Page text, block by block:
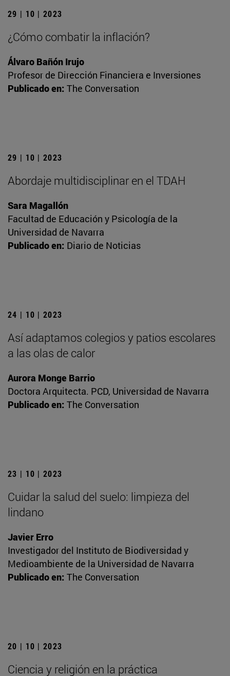
29 | 10 | 2023
¿Cómo combatir la inflación?
Álvaro Bañón Irujo
Profesor de Dirección Financiera e Inversiones
Publicado en: The Conversation
29 | 10 | 2023
Abordaje multidisciplinar en el TDAH
Sara Magallón
Facultad de Educación y Psicología de la
Universidad de Navarra
Publicado en: Diario de Noticias
24 | 10 | 2023
Así adaptamos colegios y patios escolares
a las olas de calor
Aurora Monge Barrio
Doctora Arquitecta. PCD, Universidad de Navarra
Publicado en: The Conversation
23 | 10 | 2023
Cuidar la salud del suelo: limpieza del
lindano
Javier Erro
Investigador del Instituto de Biodiversidad y
Medioambiente de la Universidad de Navarra
Publicado en: The Conversation
20 | 10 | 2023
Ciencia y religión en la práctica